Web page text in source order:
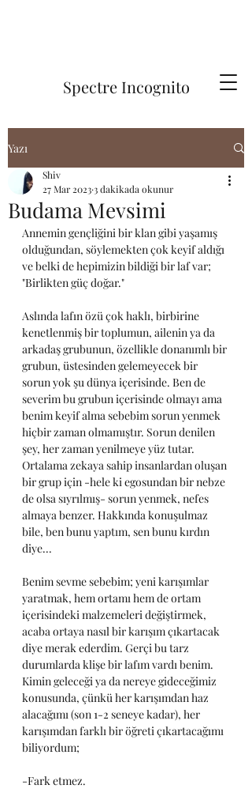
Spectre Incognito
Yazı
Budama Mevsimi
Shiv
27 Mar 20233 dakikada okunur
Annemin gençliğini bir klan gibi yaşamış
olduğundan, söylemekten çok keyif aldığı
ve belki de hepimizin bildiği bir laf var;
"Birlikten güç doğar."
Aslında lafın özü çok haklı, birbirine
kenetlenmiş bir toplumun, ailenin ya da
arkadaş grubunun, özellikle donanımlı bir
grubun, üstesinden gelemeyecek bir
sorun yok şu dünya içerisinde. Ben de
severim bu grubun içerisinde olmayı ama
benim keyif alma sebebim sorun yenmek
hiçbir zaman olmamıştır. Sorun denilen
şey, her zaman yenilmeye yüz tutar.
Ortalama zekaya sahip insanlardan oluşan
bir grup için -hele ki egosundan bir nebze
de olsa sıyrılmış- sorun yenmek, nefes
almaya benzer. Hakkında konuşulmaz
bile, ben bunu yaptım, sen bunu kırdın
diye...
Benim sevme sebebim; yeni karışımlar
yaratmak, hem ortamı hem de ortam
içerisindeki malzemeleri değiştirmek,
acaba ortaya nasıl bir karışım çıkartacak
diye merak ederdim. Gerçi bu tarz
durumlarda klişe bir lafım vardı benim.
Kimin geleceği ya da nereye gideceğimiz
konusunda, çünkü her karışımdan haz
alacağımı (son 1-2 seneye kadar), her
karışımdan farklı bir öğreti çıkartacağımı
biliyordum;
-Fark etmez.